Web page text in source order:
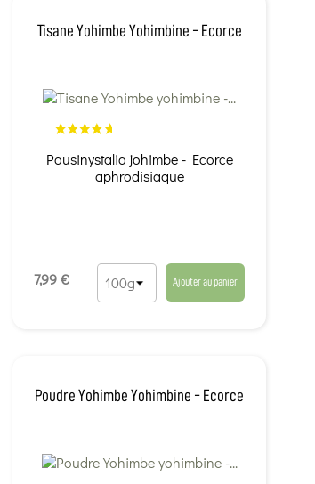
Tisane Yohimbe Yohimbine - Ecorce
Pausinystalia johimbe - Ecorce
aphrodisiaque
7,99 € Ajouter au panier
Poudre Yohimbe Yohimbine - Ecorce